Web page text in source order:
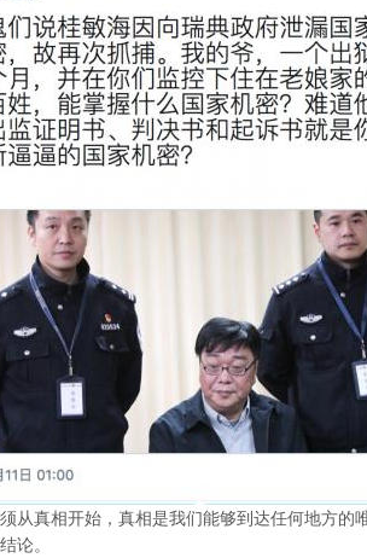
从真相开始，真相是我们能够到达任何地方的
论。